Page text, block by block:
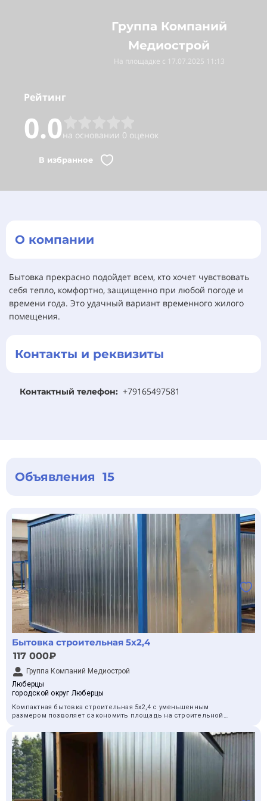
Группа Компаний
Медиострой
На площадке с 17.07.2025 11:13
Рейтинг
0.0на основании 0 оценок
В избранное
О компании
Бытовка прекрасно подойдет всем, кто хочет чувствовать
себя тепло, комфортно, защищенно при любой погоде и
времени года. Это удачный вариант временного жилого
помещения.
Контакты и реквизиты
Контактный телефон: +79165497581
Объявления 15
Бытовка строительная 5х2,4
117 000₽
Группа Компаний Медиострой
Люберцы
городской округ Люберцы
Компактная бытовка строительная 5х2,4 с уменьшенным
размером позволяет сэкономить площадь на строительной
Конструкция очень прочная и устойчивая, для установки не
требуется госрегстрация. Эксплуатировать бытовку можно в
теплый и прохладный период при любых погодных условиях.
Бытовка может использоваться для:
временного проживания рабочих строительной бригады;
эксплуатации в качестве гостевого домика;
технического помещения;
склада для инструментов и техники;
охранного поста;